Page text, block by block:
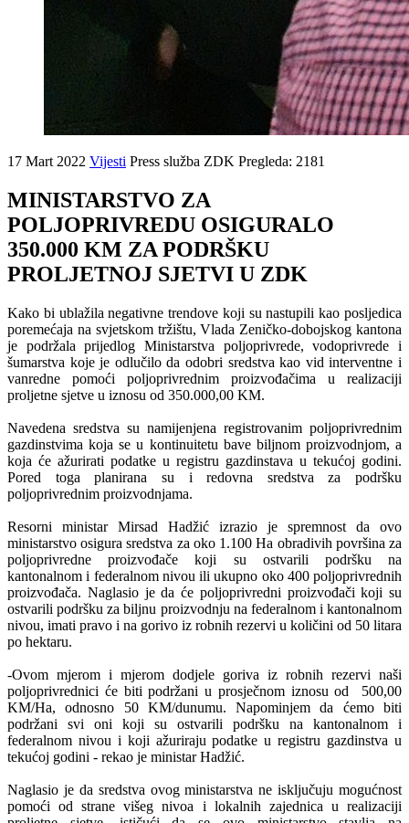
17 Mart 2022 Vijesti Press služba ZDK Pregleda: 2181
MINISTARSTVO ZA
POLJOPRIVREDU OSIGURALO
350.000 KM ZA PODRŠKU
PROLJETNOJ SJETVI U ZDK
Kako bi ublažila negativne trendove koji su nastupili kao posljedica
poremećaja na svjetskom tržištu, Vlada Zeničko-dobojskog kantona
je podržala prijedlog Ministarstva poljoprivrede, vodoprivrede i
šumarstva koje je odlučilo da odobri sredstva kao vid interventne i
vanredne pomoći poljoprivrednim proizvođačima u realizaciji
proljetne sjetve u iznosu od 350.000,00 KM.
Navedena sredstva su namijenjena registrovanim poljoprivrednim
gazdinstvima koja se u kontinuitetu bave biljnom proizvodnjom, a
koja će ažurirati podatke u registru gazdinstava u tekućoj godini.
Pored toga planirana su i redovna sredstva za podršku
poljoprivrednim proizvodnjama.
Resorni ministar Mirsad Hadžić izrazio je spremnost da ovo
ministarstvo osigura sredstva za oko 1.100 Ha obradivih površina za
poljoprivredne proizvođače koji su ostvarili podršku na
kantonalnom i federalnom nivou ili ukupno oko 400 poljoprivrednih
proizvođača. Naglasio je da će poljoprivredni proizvođači koji su
ostvarili podršku za biljnu proizvodnju na federalnom i kantonalnom
nivou, imati pravo i na gorivo iz robnih rezervi u količini od 50 litara
po hektaru.
-Ovom mjerom i mjerom dodjele goriva iz robnih rezervi naši
poljoprivrednici će biti podržani u prosječnom iznosu od 500,00
KM/Ha, odnosno 50 KM/dunumu. Napominjem da ćemo biti
podržani svi oni koji su ostvarili podršku na kantonalnom i
federalnom nivou i koji ažuriraju podatke u registru gazdinstva u
tekućoj godini - rekao je ministar Hadžić.
Naglasio je da sredstva ovog ministarstva ne isključuju mogućnost
pomoći od strane višeg nivoa i lokalnih zajednica u realizaciji